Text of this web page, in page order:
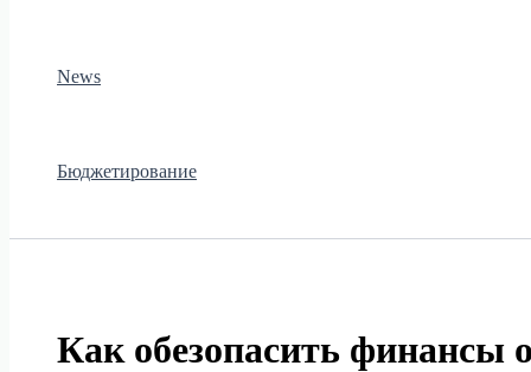
News
Бюджетирование
Как обезопасить финансы